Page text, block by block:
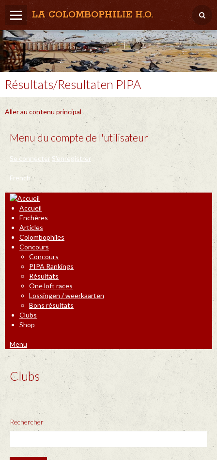
LA COLOMBOPHILIE H.O.
Home
Météo / Het weer
Lâcher / Los
Result. clubs, Provincial, (Inter)National
RFCB / KBDB
Résultats/Resultaten PIPA
Aller au contenu principal
Menu du compte de l'utilisateur
Se connecter S'enregistrer
French
Accueil
Enchères
Articles
Colombophiles
Concours
Concours
PIPA Rankings
Résultats
One loft races
Lossingen / weerkaarten
Bons résultats
Clubs
Shop
Menu
Clubs
Rechercher